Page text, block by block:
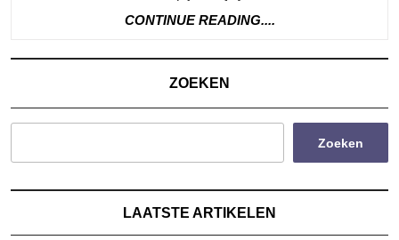
Met
Je
CONTINUE READING....
ZOEKEN
Zoeken
LAATSTE ARTIKELEN